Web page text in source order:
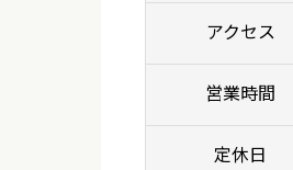
アクセス
営業時間
定休日